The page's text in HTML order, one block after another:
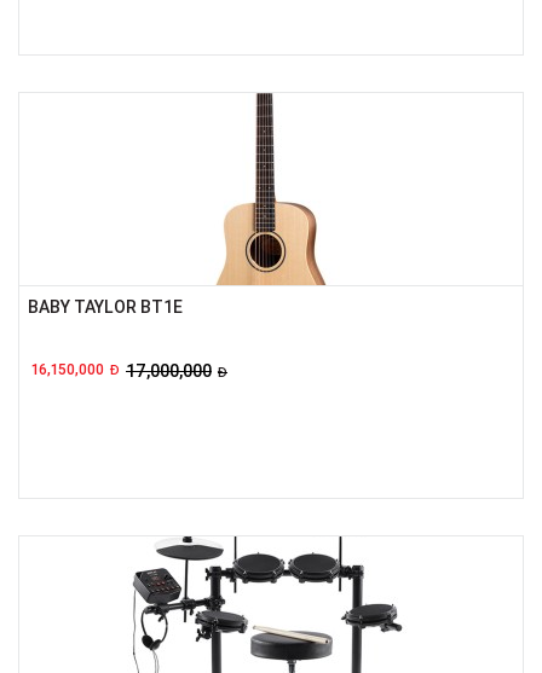
BABY TAYLOR BT1E
16,150,000 Đ 17,000,000 Đ